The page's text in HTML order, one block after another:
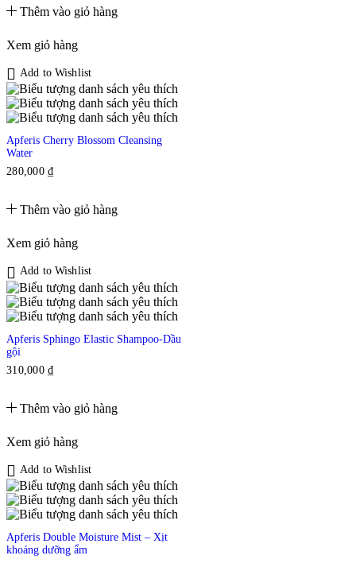
Thêm vào giỏ hàng
Xem giỏ hàng
Add to Wishlist
Apferis Cherry Blossom Cleansing
Water
280,000₫
Thêm vào giỏ hàng
Xem giỏ hàng
Add to Wishlist
Apferis Sphingo Elastic Shampoo-Dầu
gội
310,000₫
Thêm vào giỏ hàng
Xem giỏ hàng
Add to Wishlist
Apferis Double Moisture Mist – Xịt
khoáng dưỡng ẩm